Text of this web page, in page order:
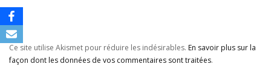
Ce site utilise Akismet pour réduire les indésirables. En savoir plus sur la
façon dont les données de vos commentaires sont traitées.